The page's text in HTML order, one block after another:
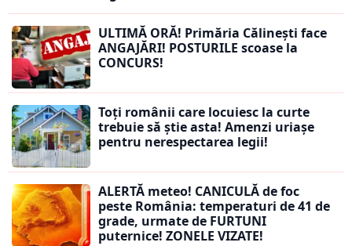
ULTIMĂ ORĂ! Primăria Călinești face
ANGAJĂRI! POSTURILE scoase la
CONCURS!
Toți românii care locuiesc la curte
trebuie să știe asta! Amenzi uriașe
pentru nerespectarea legii!
ALERTĂ meteo! CANICULĂ de foc
peste România: temperaturi de 41 de
grade, urmate de FURTUNI
puternice! ZONELE VIZATE!